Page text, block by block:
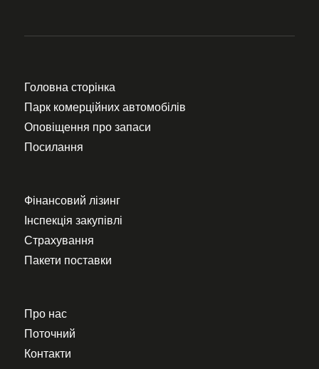
Головна сторінка
Парк комерційних автомобілів
Оповіщення про запаси
Посилання
Фінансовий лізинг
Інспекція закупівлі
Страхування
Пакети поставки
Про нас
Поточний
Контакти